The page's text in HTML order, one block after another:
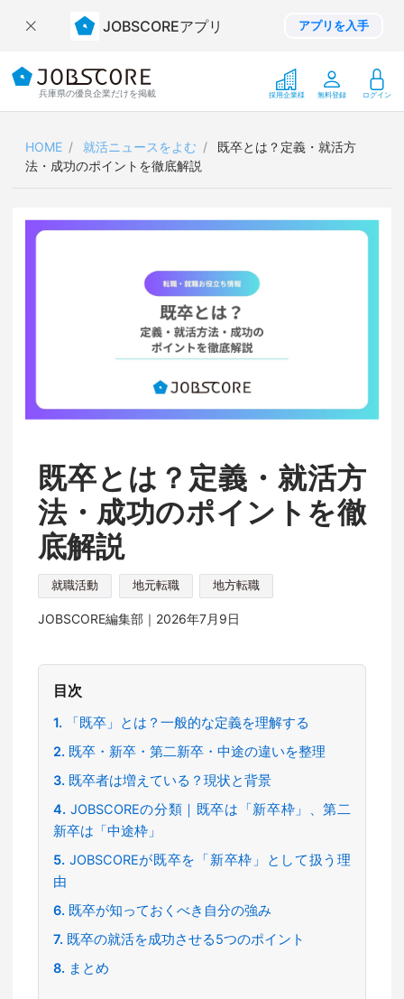
JOBSCOREアプリ アプリを入手
兵庫県の優良企業だけを掲載 採用企業様 無料登録 ログイン
HOME 就活ニュースをよむ
既卒とは？定義・就活方
法・成功のポイントを徹底解説
既卒とは？定義・就活方
法・成功のポイントを徹
底解説
就職活動 地元転職 地方転職
JOBSCORE編集部｜ 2026年7月9日
目次
「既卒」とは？一般的な定義を理解する
既卒・新卒・第二新卒・中途の違いを整理
既卒者は増えている？現状と背景
JOBSCOREの分類｜既卒は「新卒枠」、第二
新卒は「中途枠」
JOBSCOREが既卒を「新卒枠」として扱う理
由
既卒が知っておくべき自分の強み
既卒の就活を成功させる5つのポイント
まとめ